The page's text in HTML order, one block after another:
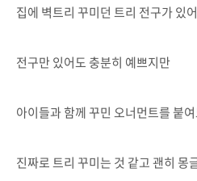
집에 벽트리 꾸미던 트리 전구가 있
전구만 있어도 충분히 예쁘지만
아이들과 함께 꾸민 오너먼트를 붙
진짜로 트리 꾸미는 것 같고 괜히 몽